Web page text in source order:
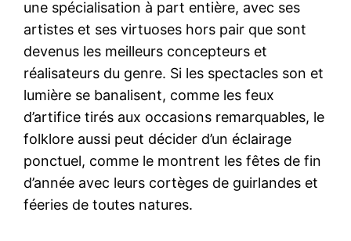
une spécialisation à part entière, avec ses
artistes et ses virtuoses hors pair que sont
devenus les meilleurs concepteurs et
réalisateurs du genre. Si les spectacles son et
lumière se banalisent, comme les feux
d’artifice tirés aux occasions remarquables, le
folklore aussi peut décider d’un éclairage
ponctuel, comme le montrent les fêtes de fin
d’année avec leurs cortèges de guirlandes et
féeries de toutes natures.